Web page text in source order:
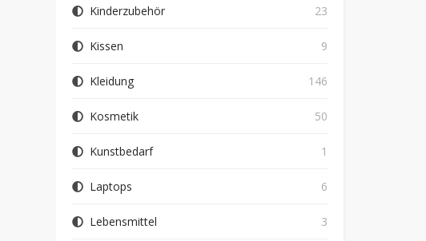
Kinderzubehör 23
Kissen 9
Kleidung 146
Kosmetik 50
Kunstbedarf 1
Laptops 6
Lebensmittel 3